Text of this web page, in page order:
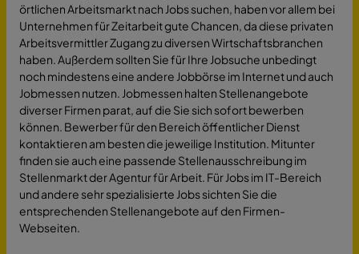
örtlichen Arbeitsmarkt nach Jobs suchen, haben vor allem bei
Unternehmen für Zeitarbeit gute Chancen, da diese privaten
Arbeitsvermittler Zugang zu diversen Wirtschaftsbranchen
haben. Außerdem sollten Sie für Ihre Jobsuche unbedingt
noch mindestens eine andere Jobbörse im Internet und auch
Jobmessen nutzen. Jobmessen halten Stellenangebote
diverser Firmen parat, auf die Sie sich sofort bewerben
können. Bewerber für den Bereich öffentlicher Dienst
kontaktieren am besten die jeweilige Institution. Mitunter
finden sie auch eine passende Stellenausschreibung im
Stellenmarkt der Agentur für Arbeit. Für Jobs im IT-Bereich
und andere sehr spezialisierte Jobs sichten Sie die
entsprechenden Stellenangebote auf den Firmen-
Webseiten.